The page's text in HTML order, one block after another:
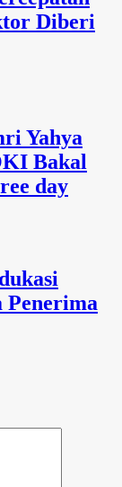
Diberi
Yahya
Bakal
day
Penerima